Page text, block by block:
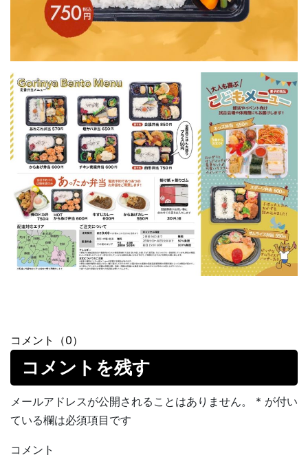
コメント（0）
コメントを残す
メールアドレスが公開されることはありません。 * が付い
ている欄は必須項目です
コメント